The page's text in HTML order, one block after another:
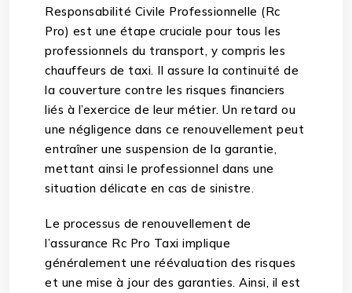
Responsabilité Civile Professionnelle (Rc
Pro) est une étape cruciale pour tous les
professionnels du transport, y compris les
chauffeurs de taxi. Il assure la continuité de
la couverture contre les risques financiers
liés à l’exercice de leur métier. Un retard ou
une négligence dans ce renouvellement peut
entraîner une suspension de la garantie,
mettant ainsi le professionnel dans une
situation délicate en cas de sinistre.
Le processus de renouvellement de
l’assurance Rc Pro Taxi implique
généralement une réévaluation des risques
et une mise à jour des garanties. Ainsi, il est